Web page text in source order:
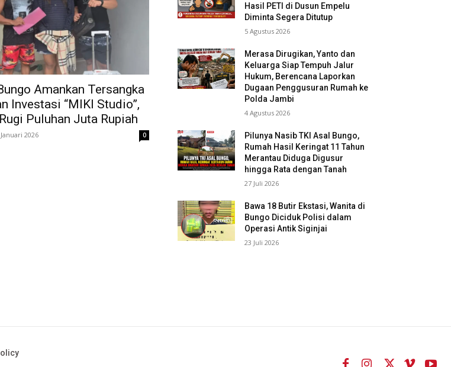
Amankan Tersangka
Investasi “MIKI Studio”,
Puluhan Juta Rupiah
2026 0
Hasil PETI di Dusun Empelu
Diminta Segera Ditutup
5 Agustus 2026
Merasa Dirugikan, Yanto dan
Keluarga Siap Tempuh Jalur
Hukum, Berencana Laporkan
Dugaan Penggusuran Rumah ke
Polda Jambi
4 Agustus 2026
Pilunya Nasib TKI Asal Bungo,
Rumah Hasil Keringat 11 Tahun
Merantau Diduga Digusur
hingga Rata dengan Tanah
27 Juli 2026
Bawa 18 Butir Ekstasi, Wanita di
Bungo Diciduk Polisi dalam
Operasi Antik Siginjai
23 Juli 2026